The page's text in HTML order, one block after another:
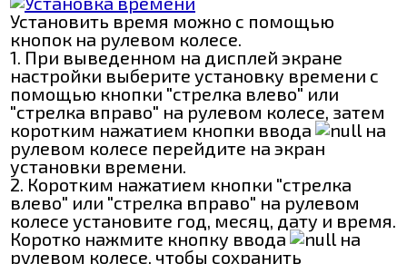
Установить время можно с помощью
кнопок на рулевом колесе.
1. При выведенном на дисплей экране
настройки выберите установку времени с
помощью кнопки "стрелка влево" или
"стрелка вправо" на рулевом колесе, затем
коротким нажатием кнопки ввода
на
рулевом колесе перейдите на экран
установки времени.
2. Коротким нажатием кнопки "стрелка
влево" или "стрелка вправо" на рулевом
колесе установите год, месяц, дату и время.
Коротко нажмите кнопку ввода
на
рулевом колесе, чтобы сохранить